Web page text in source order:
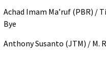
Achad Imam Ma’ruf (PBR) /
Bye
Anthony Susanto (JTM) / M.